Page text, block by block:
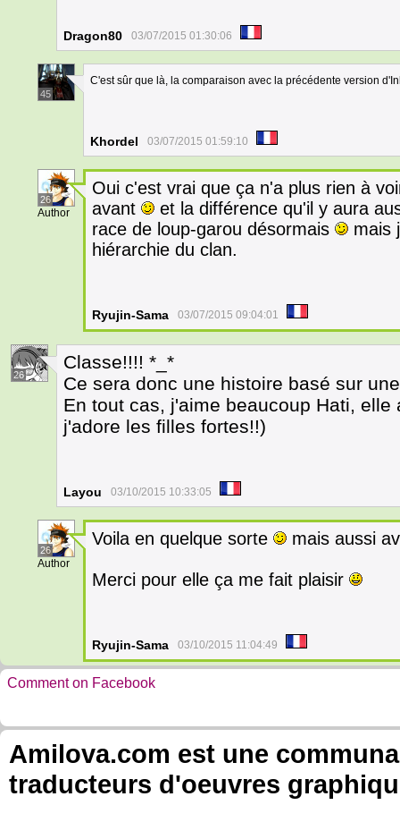
Dragon80 03/07/2015 01:30:06
45
C'est sûr que là, la comparaison avec la précédente version
Khordel 03/07/2015 01:59:10
26
Author
Oui c'est vrai que ça n'a plus rien à
avant
et la différence qu'il y aura
race de loup-garou désormais
mais
hiérarchie du clan.
Ryujin-Sama 03/07/2015 09:04:01
26
Classe!!!! *_*
Ce sera donc une histoire basé sur
En tout cas, j'aime beaucoup Hati,
j'adore les filles fortes!!)
Layou 03/10/2015 10:33:05
26
Author
Voila en quelque sorte mais aussi
Merci pour elle ça me fait plaisir
Ryujin-Sama 03/10/2015 11:04:49
Comment on Facebook
Amilova.com est une
traducteurs d'oeuvres